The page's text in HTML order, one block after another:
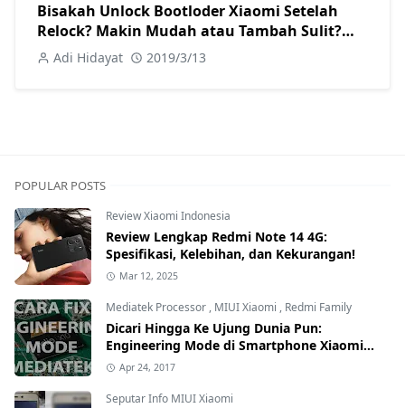
Bisakah Unlock Bootloder Xiaomi Setelah
Relock? Makin Mudah atau Tambah Sulit?
Kesempatan Kedua
Adi Hidayat 2019/3/13
POPULAR POSTS
Review Xiaomi Indonesia
Review Lengkap Redmi Note 14 4G:
Spesifikasi, Kelebihan, dan Kekurangan!
Mar 12, 2025
Mediatek Processor , MIUI Xiaomi , Redmi Family
Dicari Hingga Ke Ujung Dunia Pun:
Engineering Mode di Smartphone Xiaomi
Kamu Hilang? Ini Tutorial Cara
Apr 24, 2017
Seputar Info MIUI Xiaomi